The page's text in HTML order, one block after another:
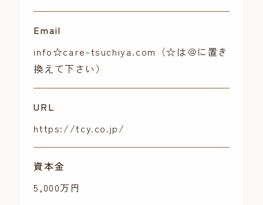
Email
info☆care-tsuchiya.com（☆は＠に置き
換えて下さい）
URL
https://tcy.co.jp/
資本金
5,000万円